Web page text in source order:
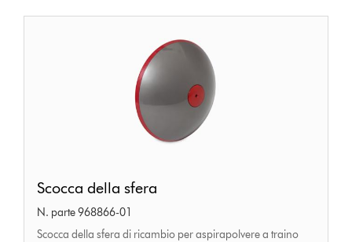
della
sfera
Scocca della sfera
N. parte 968866-01
Scocca della sfera di ricambio per aspirapolvere a traino